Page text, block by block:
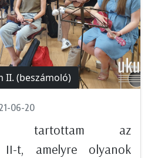
II. (beszámoló)
06-20
tartottam az
II-t, amelyre olyanok